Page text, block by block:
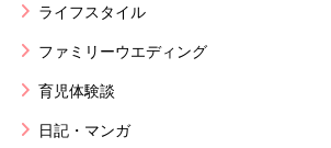
ライフスタイル
ファミリーウエディング
育児体験談
日記・マンガ